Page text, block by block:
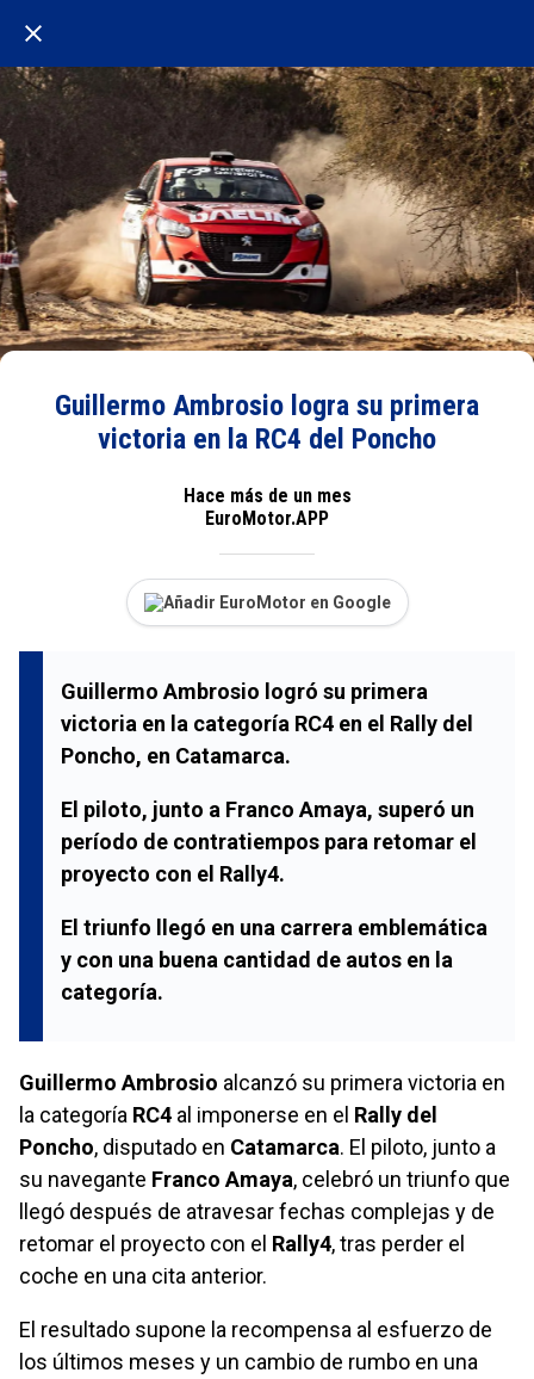
Guillermo Ambrosio logra su primera
victoria en la RC4 del Poncho
Hace más de un mes
EuroMotor.APP
Añadir EuroMotor en Google
Guillermo Ambrosio logró su primera
victoria en la categoría RC4 en el Rally del
Poncho, en Catamarca.
El piloto, junto a Franco Amaya, superó un
período de contratiempos para retomar el
proyecto con el Rally4.
El triunfo llegó en una carrera emblemática
y con una buena cantidad de autos en la
categoría.
Guillermo Ambrosio alcanzó su primera victoria en
la categoría RC4 al imponerse en el Rally del
Poncho, disputado en Catamarca. El piloto, junto a
su navegante Franco Amaya, celebró un triunfo que
llegó después de atravesar fechas complejas y de
retomar el proyecto con el Rally4, tras perder el
coche en una cita anterior.
El resultado supone la recompensa al esfuerzo de
los últimos meses y un cambio de rumbo en una